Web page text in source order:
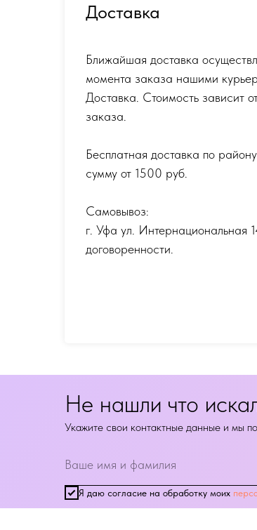
Доставка
Ближайшая доставка
момента заказа нашими
Доставка. Стоимость зависит
заказа.
Бесплатная доставка по
сумму от 1500 руб.
Самовывоз:
г. Уфа ул. Интернациональная
договоренности.
Я даю согласие на обработку моих
Не нашли что
Укажите свои контактные данные и мы